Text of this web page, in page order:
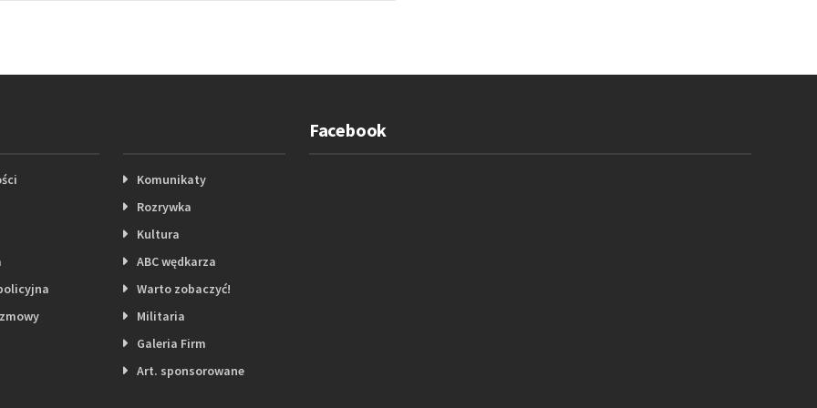
Komunikaty
Rozrywka
Kultura
ABC wędkarza
Warto zobaczyć!
Militaria
Galeria Firm
Art. sponsorowane
Facebook